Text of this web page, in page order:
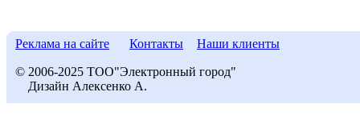
Реклама на сайте Контакты Наши клиенты
© 2006-2025 ТОО"Электронный город"
Дизайн Алексенко А.